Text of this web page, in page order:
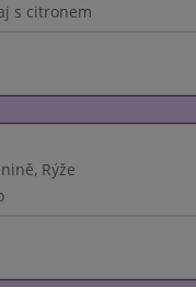
s citronem
Rýže